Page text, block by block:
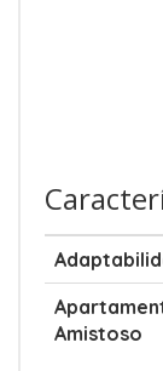
Amistoso